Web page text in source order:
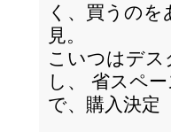
く、買うの
見。
こいつはデ
し、 省スペ
で、購入決定